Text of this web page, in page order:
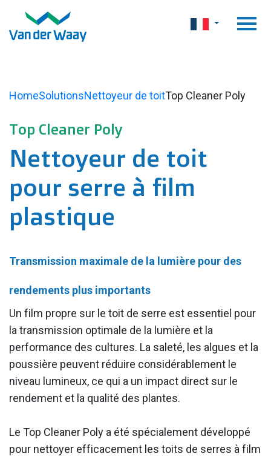
HomeSolutionsNettoyeur de toitTop Cleaner Poly
Top Cleaner Poly
Nettoyeur de toit
pour serre à film
plastique
Transmission maximale de la lumière pour des
rendements plus importants
Un film propre sur le toit de serre est essentiel pour
la transmission optimale de la lumière et la
performance des cultures. La saleté, les algues et la
poussière peuvent réduire considérablement le
niveau lumineux, ce qui a un impact direct sur le
rendement et la qualité des plantes.
Le Top Cleaner Poly a été spécialement développé
pour nettoyer efficacement les toits de serres à film